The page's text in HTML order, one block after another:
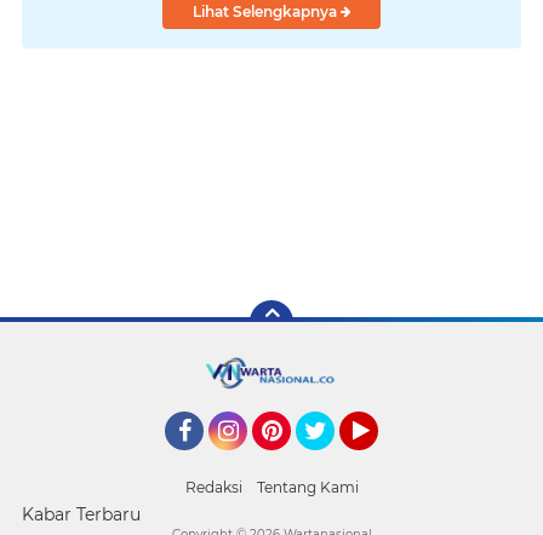
Lihat Selengkapnya
Redaksi Tentang Kami
Kabar Terbaru